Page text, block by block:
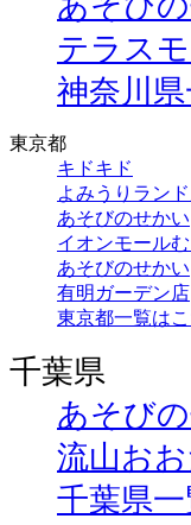
テラス
神奈川
東京都
キドキド
よみうりラン
あそびのせかい
イオンモール
あそびのせかい
有明ガーデン店
東京都一覧は
千葉県
あそび
流山お
千葉県